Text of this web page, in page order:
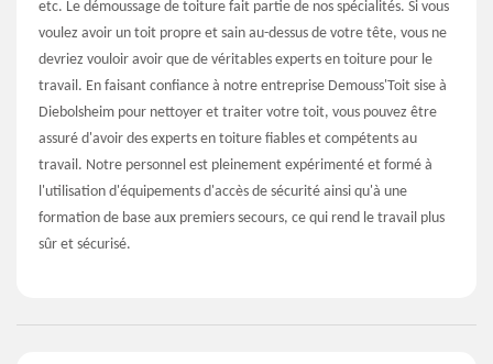
etc. Le démoussage de toiture fait partie de nos spécialités. Si vous
voulez avoir un toit propre et sain au-dessus de votre tête, vous ne
devriez vouloir avoir que de véritables experts en toiture pour le
travail. En faisant confiance à notre entreprise Demouss'Toit sise à
Diebolsheim pour nettoyer et traiter votre toit, vous pouvez être
assuré d'avoir des experts en toiture fiables et compétents au
travail. Notre personnel est pleinement expérimenté et formé à
l'utilisation d'équipements d'accès de sécurité ainsi qu'à une
formation de base aux premiers secours, ce qui rend le travail plus
sûr et sécurisé.